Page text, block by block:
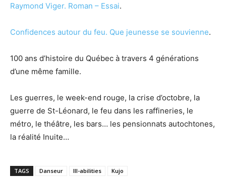
Raymond Viger. Roman – Essai.
Confidences autour du feu. Que jeunesse se souvienne.
100 ans d’histoire du Québec à travers 4 générations
d’une même famille.
Les guerres, le week-end rouge, la crise d’octobre, la
guerre de St-Léonard, le feu dans les raffineries, le
métro, le théâtre, les bars… les pensionnats autochtones,
la réalité Inuite…
TAGS Danseur Ill-abilities
Kujo